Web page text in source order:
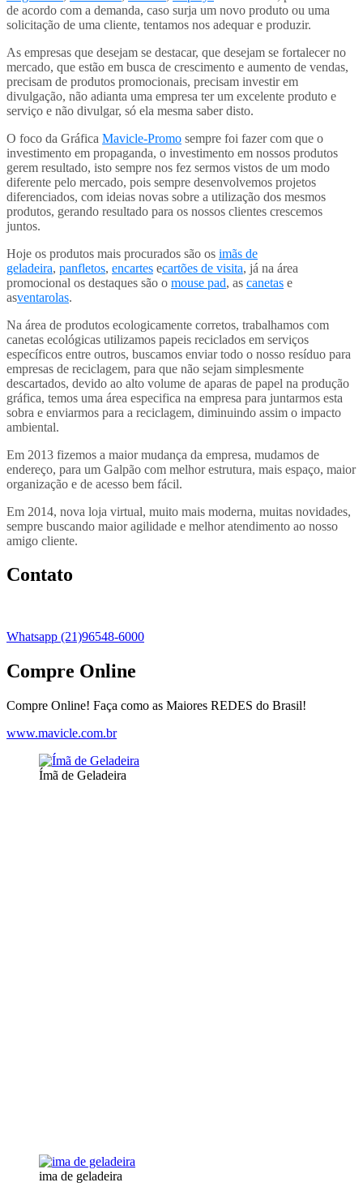
de acordo com a demanda, caso surja um novo produto ou uma
solicitação de uma cliente, tentamos nos adequar e produzir.
As empresas que desejam se destacar, que desejam se fortalecer no
mercado, que estão em busca de crescimento e aumento de vendas,
precisam de produtos promocionais, precisam investir em
divulgação, não adianta uma empresa ter um excelente produto e
serviço e não divulgar, só ela mesma saber disto.
O foco da Gráfica Mavicle-Promo sempre foi fazer com que o
investimento em propaganda, o investimento em nossos produtos
gerem resultado, isto sempre nos fez sermos vistos de um modo
diferente pelo mercado, pois sempre desenvolvemos projetos
diferenciados, com ideias novas sobre a utilização dos mesmos
produtos, gerando resultado para os nossos clientes crescemos
juntos.
Hoje os produtos mais procurados são os imãs de
geladeira, panfletos, encartes ecartões de visita, já na área
promocional os destaques são o mouse pad, as canetas e
asventarolas.
Na área de produtos ecologicamente corretos, trabalhamos com
canetas ecológicas utilizamos papeis reciclados em serviços
específicos entre outros, buscamos enviar todo o nosso resíduo para
empresas de reciclagem, para que não sejam simplesmente
descartados, devido ao alto volume de aparas de papel na produção
gráfica, temos uma área especifica na empresa para juntarmos esta
sobra e enviarmos para a reciclagem, diminuindo assim o impacto
ambiental.
Em 2013 fizemos a maior mudança da empresa, mudamos de
endereço, para um Galpão com melhor estrutura, mais espaço, maior
organização e de acesso bem fácil.
Em 2014, nova loja virtual, muito mais moderna, muitas novidades,
sempre buscando maior agilidade e melhor atendimento ao nosso
amigo cliente.
Contato
Whatsapp (21)96548-6000
Compre Online
Compre Online! Faça como as Maiores REDES do Brasil!
www.mavicle.com.br
Ímã de Geladeira
ima de geladeira